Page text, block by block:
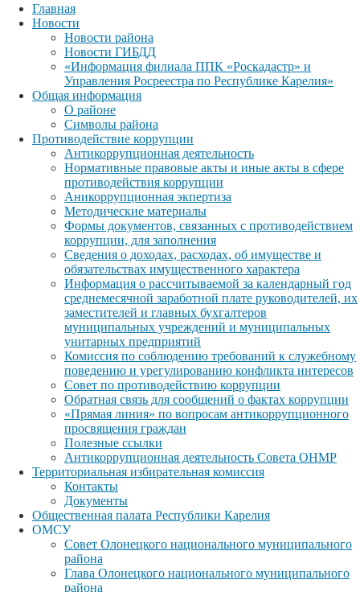
Главная
Новости
Новости района
Новости ГИБДД
«Информация филиала ППК «Роскадастр» и
Управления Росреестра по Республике Карелия»
Общая информация
О районе
Символы района
Противодействие коррупции
Антикоррупционная деятельность
Нормативные правовые акты и иные акты в сфере
противодействия коррупции
Аникоррупционная экпертиза
Методические материалы
Формы документов, связанных с противодействием
коррупции, для заполнения
Сведения о доходах, расходах, об имуществе и
обязательствах имущественного характера
Информация о рассчитываемой за календарный год
среднемесячной заработной плате руководителей, их
заместителей и главных бухгалтеров
муниципальных учреждений и муниципальных
унитарных предприятий
Комиссия по соблюдению требований к служебному
поведению и урегулированию конфликта интересов
Совет по противодействию коррупции
Обратная связь для сообщений о фактах коррупции
«Прямая линия» по вопросам антикоррупционного
просвящения граждан
Полезные ссылки
Антикоррупционная деятельность Совета ОНМР
Территориальная избирательная комиссия
Контакты
Документы
Общественная палата Республики Карелия
ОМСУ
Совет Олонецкого национального муниципального
района
Глава Олонецкого национального муниципального
района